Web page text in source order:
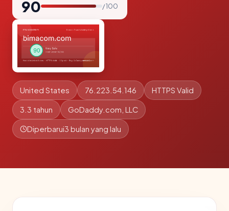
90 / 100
United States 76.223.54.146 HTTPS Valid
3.3 tahun GoDaddy.com, LLC
Diperbarui3 bulan yang lalu